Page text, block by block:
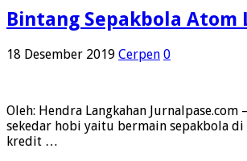
Bintang Sepakbola Atom
18 Desember 2019 Cerpen 0
Oleh: Hendra Langkahan
sekedar hobi yaitu bermain sepakbola
kredit …